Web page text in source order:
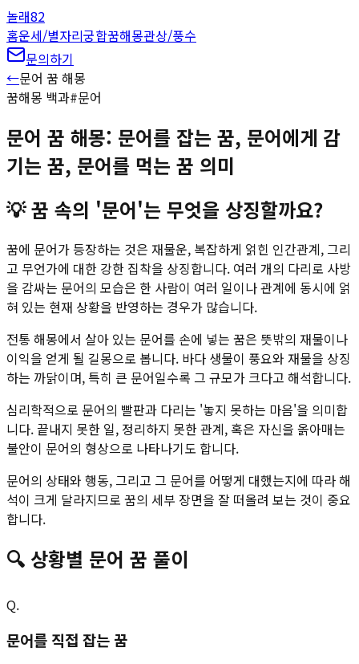
놀래82
홈운세/별자리궁합꿈해몽관상/풍수
문의하기
←문어 꿈 해몽
꿈해몽 백과#문어
문어 꿈 해몽: 문어를 잡는 꿈, 문어에게 감
기는 꿈, 문어를 먹는 꿈 의미
💡꿈 속의 '문어'는 무엇을 상징할까요?
꿈에 문어가 등장하는 것은 재물운, 복잡하게 얽힌 인간관계, 그리
고 무언가에 대한 강한 집착을 상징합니다. 여러 개의 다리로 사방
을 감싸는 문어의 모습은 한 사람이 여러 일이나 관계에 동시에 얽
혀 있는 현재 상황을 반영하는 경우가 많습니다.
전통 해몽에서 살아 있는 문어를 손에 넣는 꿈은 뜻밖의 재물이나
이익을 얻게 될 길몽으로 봅니다. 바다 생물이 풍요와 재물을 상징
하는 까닭이며, 특히 큰 문어일수록 그 규모가 크다고 해석합니다.
심리학적으로 문어의 빨판과 다리는 '놓지 못하는 마음'을 의미합
니다. 끝내지 못한 일, 정리하지 못한 관계, 혹은 자신을 옭아매는
불안이 문어의 형상으로 나타나기도 합니다.
문어의 상태와 행동, 그리고 그 문어를 어떻게 대했는지에 따라 해
석이 크게 달라지므로 꿈의 세부 장면을 잘 떠올려 보는 것이 중요
합니다.
🔍 상황별 문어 꿈 풀이
Q.
문어를 직접 잡는 꿈